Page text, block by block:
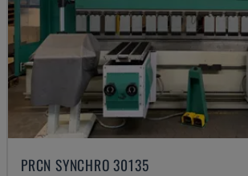
PRCN SYNCHRO 30135